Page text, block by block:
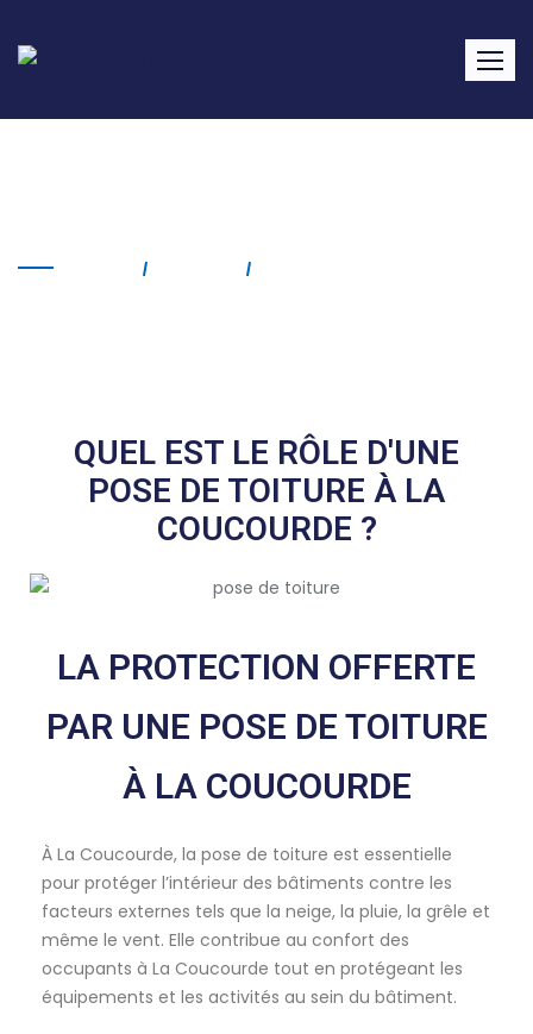
QUEL EST LE RÔLE D'UNE
POSE DE TOITURE À LA
COUCOURDE ?
LA PROTECTION OFFERTE
PAR UNE POSE DE TOITURE
À LA COUCOURDE
À La Coucourde, la pose de toiture est essentielle
pour protéger l’intérieur des bâtiments contre les
facteurs externes tels que la neige, la pluie, la grêle et
même le vent. Elle contribue au confort des
occupants à La Coucourde tout en protégeant les
équipements et les activités au sein du bâtiment.